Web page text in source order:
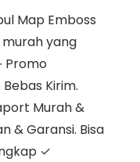
Map Emboss
yang
Promo
Bebas Kirim.
Murah &
& Garansi. Bisa
✓